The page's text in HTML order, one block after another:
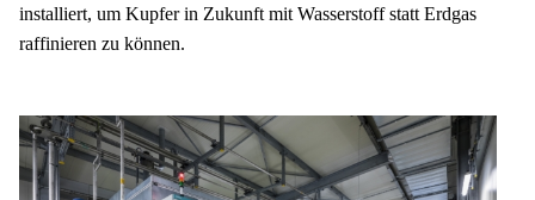
installiert, um Kupfer in Zukunft mit Wasserstoff statt Erdgas
raffinieren zu können.